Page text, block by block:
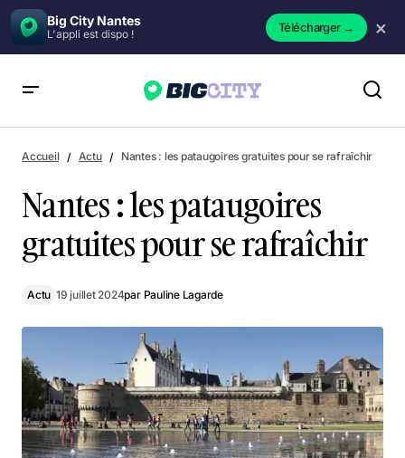
Big City Nantes
L'appli est dispo ! Télécharger→ ×
Accueil Actu Nantes : les pataugoires gratuites pour se rafraîchir
Nantes : les pataugoires
gratuites pour se rafraîchir
Actu 19 juillet 2024par Pauline Lagarde